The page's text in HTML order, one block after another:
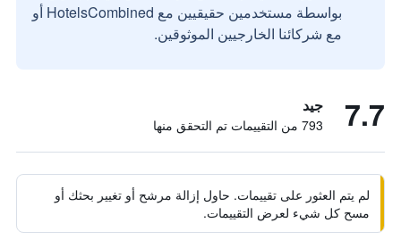
بواسطة مستخدمين حقيقيين مع HotelsCombined أو
مع شركائنا الخارجيين الموثوقين.
7.7 جيد
793 من التقييمات تم التحقق منها
لم يتم العثور على تقييمات. حاول إزالة مرشح أو تغيير بحثك أو
مسح كل شيء لعرض التقييمات.